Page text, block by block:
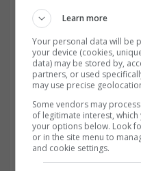
In alcuni casi,
sul lavoro, i
possono stabilire
Learn more
Your personal data will be
your device (cookies,
data) may be stored by,
partners, or used
may use precise
Some vendors may
of legitimate interest,
your options below. Look
or in the site menu to
and cookie settings.